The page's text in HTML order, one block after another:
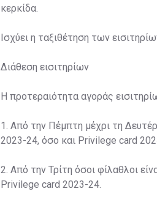
κερκίδα.
Ισχύει η ταξιθέτηση των
Διάθεση εισιτηρίων
Η προτεραιότητα αγοράς
1. Από την Πέμπτη μέχρι τη
2023-24, όσο και Privilege card
2. Από την Τρίτη όσοι φίλαθλοι
Privilege card 2023-24.